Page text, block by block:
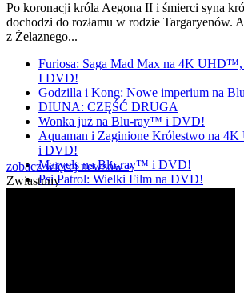
Po koronacji króla Aegona II i śmierci syna
dochodzi do rozłamu w rodzie Targaryenów.
z Żelaznego...
Furiosa: Saga Mad Max na 4K
I DVD!
Godzilla i Kong: Nowe imperium na
DIUNA: CZĘŚĆ DRUGA
Wonka już na Blu-ray™ i DVD!
Aquaman i Zaginione Królestwo na
i DVD!
Marvels na Blu-ray™ i DVD!
Psi Patrol: Wielki Film na DVD!
zobacz więcej newsów »
Zwiastuny